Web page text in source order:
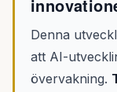
Denna
att AI-
övervakning.